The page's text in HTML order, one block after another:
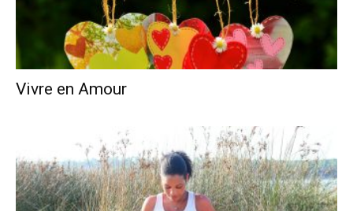
Vivre en Amour